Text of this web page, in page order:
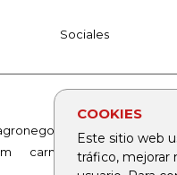
COOKIES
Este sitio web
tráfico, mejorar
Sociales